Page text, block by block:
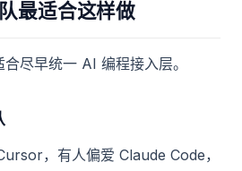
最适合这样做
尽早统一 AI 编程接入层。
，有人偏爱 Claude Code，